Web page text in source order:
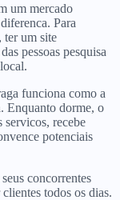
um mercado
Para
ter um site
pessoas pesquisa
funciona como a
Enquanto dorme, o
servicos, recebe
potenciais
concorrentes
todos os dias.